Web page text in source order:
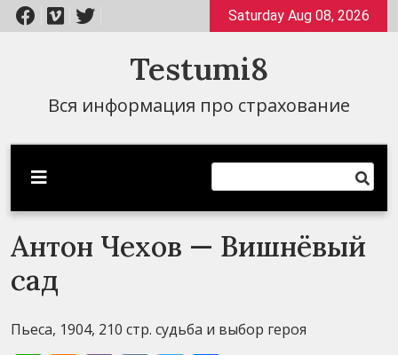
Перейти
к
Saturday Aug 08, 2026
Testumi8
Вся информация про страхование
Антон Чехов — Вишнёвый
сад
Пьеса, 1904, 210 стр. судьба и выбор героя